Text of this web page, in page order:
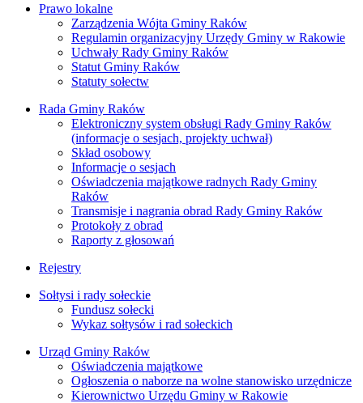
Prawo lokalne
Zarządzenia Wójta Gminy Raków
Regulamin organizacyjny Urzędy Gminy w Rakowie
Uchwały Rady Gminy Raków
Statut Gminy Raków
Statuty sołectw
Rada Gminy Raków
Elektroniczny system obsługi Rady Gminy Raków
(informacje o sesjach, projekty uchwał)
Skład osobowy
Informacje o sesjach
Oświadczenia majątkowe radnych Rady Gminy
Raków
Transmisje i nagrania obrad Rady Gminy Raków
Protokoły z obrad
Raporty z głosowań
Rejestry
Sołtysi i rady sołeckie
Fundusz sołecki
Wykaz sołtysów i rad sołeckich
Urząd Gminy Raków
Oświadczenia majątkowe
Ogłoszenia o naborze na wolne stanowisko urzędnicze
Kierownictwo Urzędu Gminy w Rakowie